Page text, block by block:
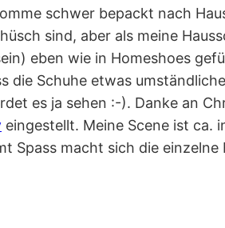
schwer bepackt nach
sind, aber als meine
eben wie in Homeshoes
die Schuhe etwas
es ja sehen :-). Danke an
eingestellt. Meine Scene ist ca.
Spass macht sich die einzelne